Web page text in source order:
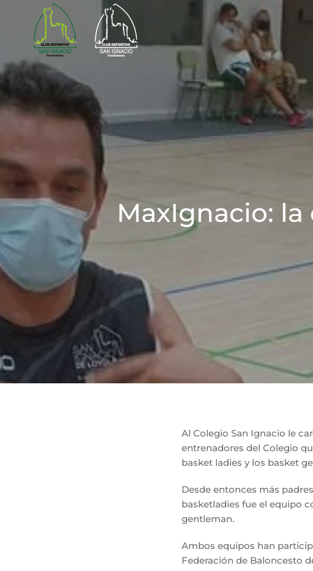
Skip to main content
MaxIgnacio:
Al Colegio San Ignacio le
entrenadores del Colegio
basket ladies y los basket
Desde entonces más
basketladies fue el equipo
gentleman.
Ambos equipos han
Federación de Baloncesto